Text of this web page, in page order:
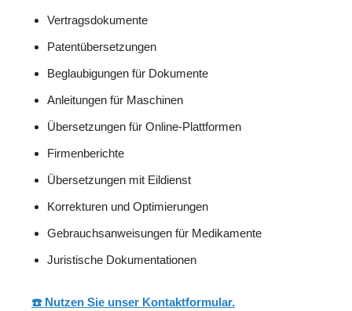
Vertragsdokumente
Patentübersetzungen
Beglaubigungen für Dokumente
Anleitungen für Maschinen
Übersetzungen für Online-Plattformen
Firmenberichte
Übersetzungen mit Eildienst
Korrekturen und Optimierungen
Gebrauchsanweisungen für Medikamente
Juristische Dokumentationen
☎️ Nutzen Sie unser Kontaktformular.